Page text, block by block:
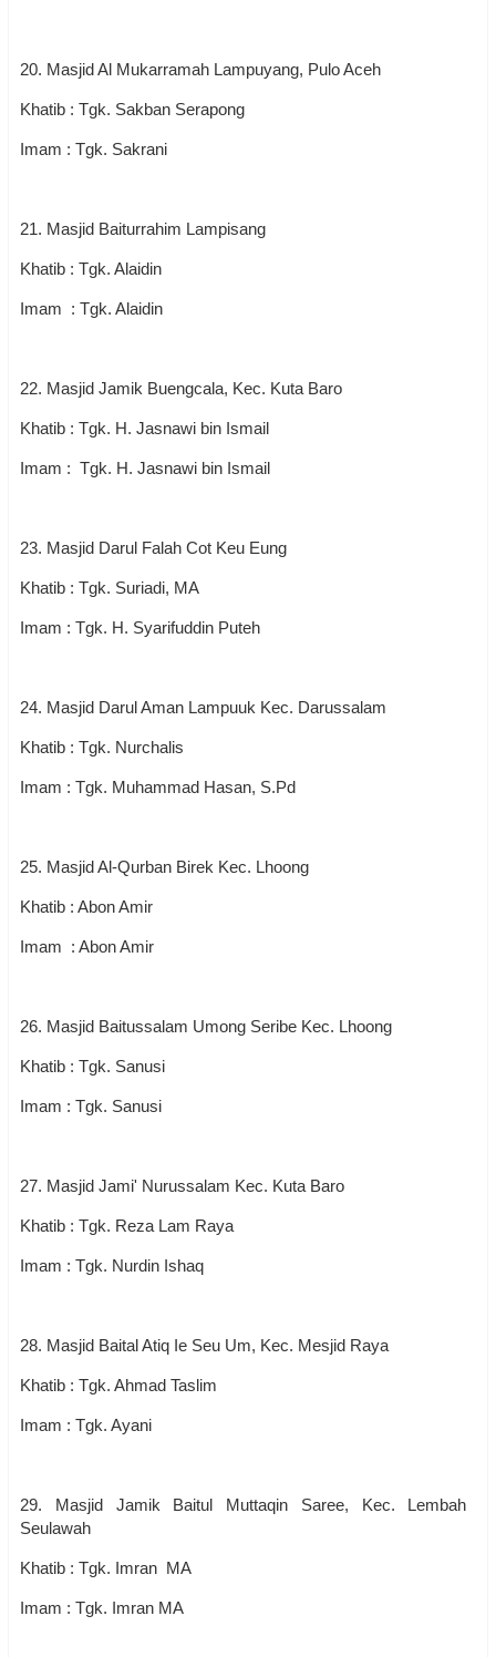
20. Masjid Al Mukarramah Lampuyang, Pulo Aceh
Khatib : Tgk. Sakban Serapong
Imam : Tgk. Sakrani
21. Masjid Baiturrahim Lampisang
Khatib : Tgk. Alaidin
Imam : Tgk. Alaidin
22. Masjid Jamik Buengcala, Kec. Kuta Baro
Khatib : Tgk. H. Jasnawi bin Ismail
Imam : Tgk. H. Jasnawi bin Ismail
23. Masjid Darul Falah Cot Keu Eung
Khatib : Tgk. Suriadi, MA
Imam : Tgk. H. Syarifuddin Puteh
24. Masjid Darul Aman Lampuuk Kec. Darussalam
Khatib : Tgk. Nurchalis
Imam : Tgk. Muhammad Hasan, S.Pd
25. Masjid Al-Qurban Birek Kec. Lhoong
Khatib : Abon Amir
Imam : Abon Amir
26. Masjid Baitussalam Umong Seribe Kec. Lhoong
Khatib : Tgk. Sanusi
Imam : Tgk. Sanusi
27. Masjid Jami' Nurussalam Kec. Kuta Baro
Khatib : Tgk. Reza Lam Raya
Imam : Tgk. Nurdin Ishaq
28. Masjid Baital Atiq Ie Seu Um, Kec. Mesjid Raya
Khatib : Tgk. Ahmad Taslim
Imam : Tgk. Ayani
29. Masjid Jamik Baitul Muttaqin Saree, Kec. Lembah
Seulawah
Khatib : Tgk. Imran MA
Imam : Tgk. Imran MA